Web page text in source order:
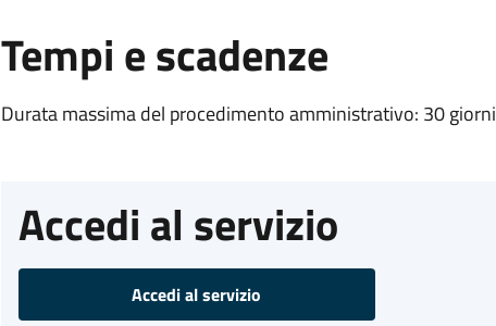
Tempi e scadenze
Durata massima del procedimento amministrativo: 30 giorni
Accedi al servizio
Accedi al servizio